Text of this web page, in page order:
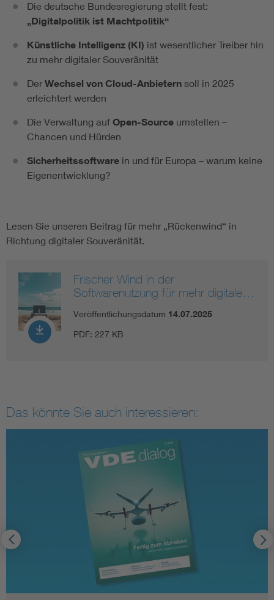
Die deutsche Bundesregierung stellt fest:
„Digitalpolitik ist Machtpolitik“
Künstliche Intelligenz (KI) ist wesentlicher Treiber hin
zu mehr digitaler Souveränität
DerWechsel von Cloud-Anbietern soll in 2025
erleichtert werden
Die Verwaltung auf Open-Source umstellen –
Chancen und Hürden
Sicherheitssoftware in und für Europa – warum keine
Eigenentwicklung?
Lesen Sie unseren Beitrag für mehr „Rückenwind“ in
Richtung digitaler Souveränität.
Frischer Wind in der
Softwarenutzung für mehr digitale…
Veröffentlichungsdatum 14.07.2025
PDF: 227 KB
Das könnte Sie auch interessieren: